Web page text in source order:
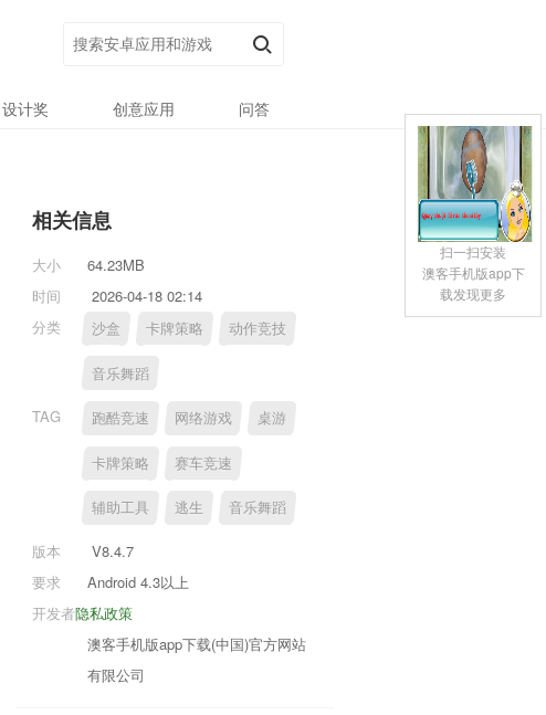
设计奖 创意应用 问答
相关信息
大小
64.23MB
时间
2026-04-18 02:14
分类
沙盒 卡牌策略 动作竞技
音乐舞蹈
TAG 跑酷竞速 网络游戏 桌游
卡牌策略 赛车竞速
辅助工具 逃生 音乐舞蹈
版本
V8.4.7
要求
Android 4.3以上
隐私政策
开发者
澳客手机版app下载(中国)官方网站
有限公司
扫一扫安装
澳客手机版app下
载发现更多